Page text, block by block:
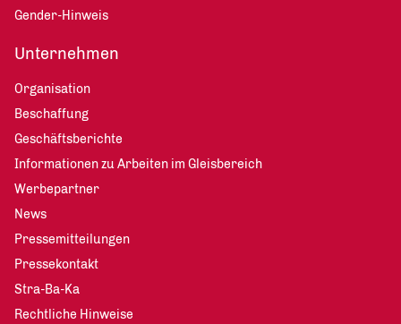
Gender-Hinweis
Unternehmen
Organisation
Beschaffung
Geschäftsberichte
Informationen zu Arbeiten im Gleisbereich
Werbepartner
News
Pressemitteilungen
Pressekontakt
Stra-Ba-Ka
Rechtliche Hinweise